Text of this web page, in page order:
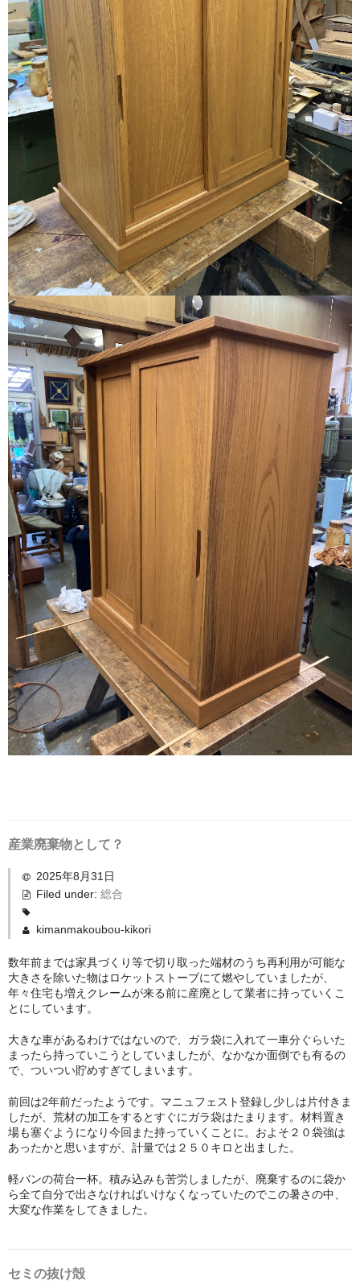
産業廃棄物として？
2025年8月31日
Filed under: 総合
kimanmakoubou-kikori
数年前までは家具づくり等で切り取った端材のうち再利用が可能な
大きさを除いた物はロケットストーブにて燃やしていましたが、
年々住宅も増えクレームが来る前に産廃として業者に持っていくこ
とにしています。
大きな車があるわけではないので、ガラ袋に入れて一車分ぐらいた
まったら持っていこうとしていましたが、なかなか面倒でも有るの
で、ついつい貯めすぎてしまいます。
前回は2年前だったようです。マニュフェスト登録し少しは片付きま
したが、荒材の加工をするとすぐにガラ袋はたまります。材料置き
場も塞ぐようになり今回また持っていくことに。およそ２０袋強は
あったかと思いますが、計量では２５０キロと出ました。
軽バンの荷台一杯。積み込みも苦労しましたが、廃棄するのに袋か
ら全て自分で出さなければいけなくなっていたのでこの暑さの中、
大変な作業をしてきました。
セミの抜け殻